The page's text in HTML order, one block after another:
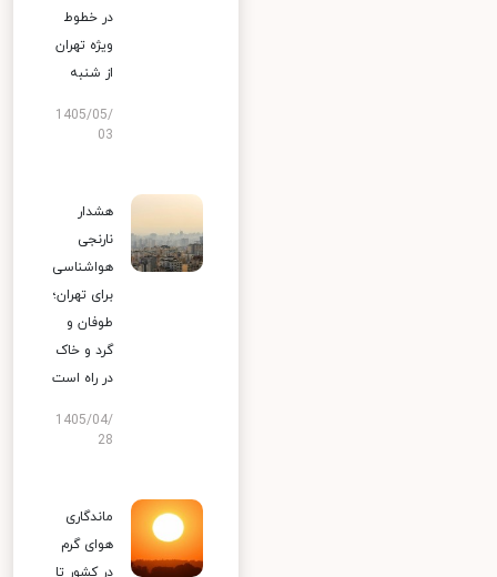
در خطوط
ویژه تهران
از شنبه
1405/05/
03
هشدار
نارنجی
هواشناسی
برای تهران؛
طوفان و
گرد و خاک
در راه است
1405/04/
28
ماندگاری
هوای گرم
در کشور تا